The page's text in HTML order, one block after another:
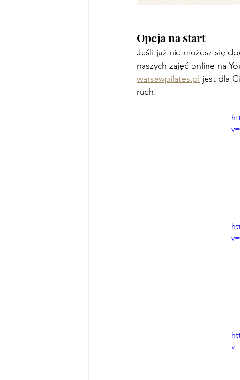
Opcja na start
Jeśli już nie możesz się
naszych zajęć online na
warsawpilates.pl jest dla
ruch.